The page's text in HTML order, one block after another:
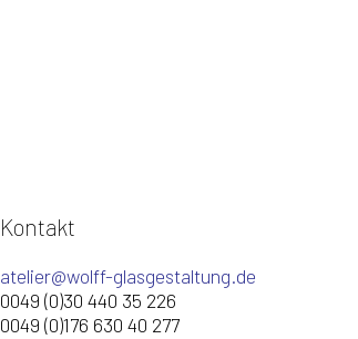
Kontakt
atelier@wolff-glasgestaltung.de
0049 (0)30 440 35 226
0049 (0)176 630 40 277